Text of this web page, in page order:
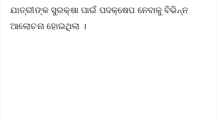
ଯାତ୍ରୀଙ୍କ ସୁରକ୍ଷା ପାଇଁ ପଦକ୍ଷେପ ନେବାକୁ ବିଭିନ୍ନ
ଆଲୋଚନା ହୋଇଥିଲା ।